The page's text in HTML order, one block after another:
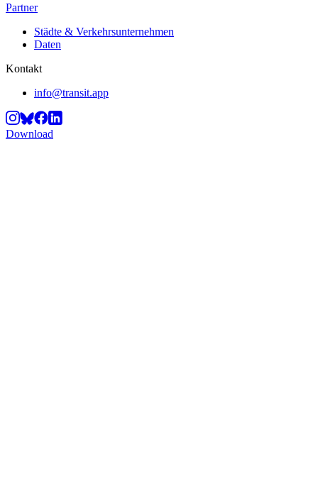
Partner
Städte & Verkehrsunternehmen
Daten
Kontakt
info@transit.app
Download